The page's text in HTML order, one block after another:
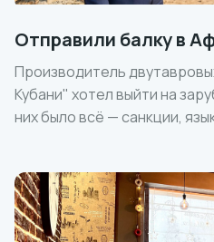
Отправили балку в
Производитель
Кубани" хотел выйти на
них было всё — санкции,